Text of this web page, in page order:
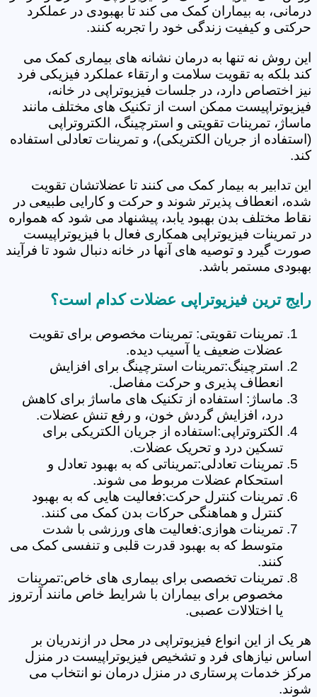
درمانی، به بیماران کمک می کند تا بهبودی در عملکرد
حرکتی و کیفیت زندگی خود را تجربه کنند.
این روش نه تنها به درمان نشانه های بیماری کمک می
کند بلکه به تقویت سلامت و ارتقاء عملکرد فیزیکی فرد
نیز اختصاص دارد، در جلسات فیزیوتراپی در خانه،
فیزیوتراپیست ممکن است از تکنیک های مختلف مانند
ماساژ، تمرینات تقویتی و استرچینگ، الکتروتراپی
(استفاده از جریان الکتریکی)، و تمرینات تعادلی استفاده
کند.
این تدابیر به بیمار کمک می کنند تا عضلاتشان تقویت
شده، انعطاف پذیرتر شوند و حرکت و کارایی طبیعی در
نقاط مختلف بدن بهبود یابد، پیشنهاد می شود که همواره
در تمرینات فیزیوتراپی همکاری فعال با فیزیوتراپیست
صورت گیرد و توصیه های آنها در خانه دنبال شود تا فرآیند
بهبودی مستمر باشد.
رایج ترین فیزیوتراپی عضلات کدام است؟
تمرینات تقویتی: تمرینات مخصوص برای تقویت
عضلات ضعیف یا آسیب دیده.
استرچینگ:تمرینات استرچینگ برای افزایش
انعطاف پذیری و حرکت مفاصل.
ماساژ: استفاده از تکنیک های ماساژ برای کاهش
درد، افزایش گردش خون، و رفع تنش عضلات.
الکتروتراپی:استفاده از جریان الکتریکی برای
تسکین درد و تحریک عضلات.
تمرینات تعادلی:تمریناتی که به بهبود تعادل و
استحکام عضلات مربوط می شوند.
تمرینات کنترل حرکت:فعالیت هایی که به بهبود
کنترل و هماهنگی حرکات بدن کمک می کنند.
تمرینات هوازی:فعالیت های ورزشی با شدت
متوسط که به بهبود قدرت قلبی و تنفسی کمک می
کنند.
تمرینات تخصصی برای بیماری های خاص:تمرینات
مخصوص برای بیماران با شرایط خاص مانند آرتروز
یا اختلالات عصبی.
هر یک از این انواع فیزیوتراپی در محل در ازندریان بر
اساس نیازهای فرد و تشخیص فیزیوتراپیست در منزل
مرکز خدمات پرستاری در منزل درمان نو انتخاب می
شوند.